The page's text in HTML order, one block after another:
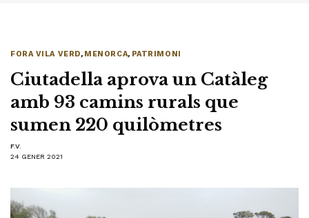
FORA VILA VERD, MENORCA, PATRIMONI
Ciutadella aprova un Catàleg
amb 93 camins rurals que
sumen 220 quilòmetres
F.V.
24 GENER 2021